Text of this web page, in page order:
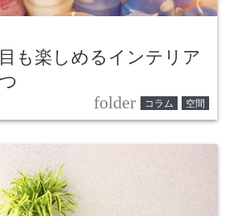
も楽しめるインテリア
folder コラム 空間